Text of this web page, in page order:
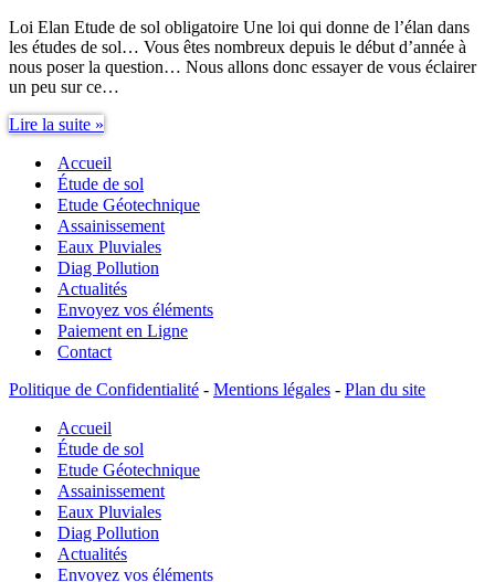
Loi Elan Etude de sol obligatoire Une loi qui donne de l’élan dans
les études de sol… Vous êtes nombreux depuis le début d’année à
nous poser la question… Nous allons donc essayer de vous éclairer
un peu sur ce…
Lire la suite »
Etude
de
sol
obligatoire
Accueil
Étude de sol
Etude Géotechnique
Assainissement
Eaux Pluviales
Diag Pollution
Actualités
Envoyez vos éléments
Paiement en Ligne
Contact
Politique de Confidentialité - Mentions légales - Plan du site
Accueil
Étude de sol
Etude Géotechnique
Assainissement
Eaux Pluviales
Diag Pollution
Actualités
Envoyez vos éléments